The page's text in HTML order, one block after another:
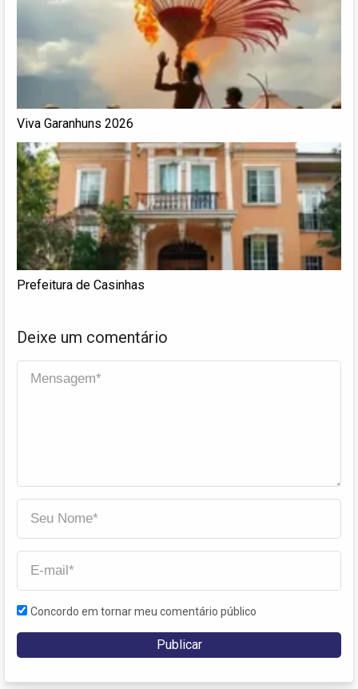
Viva Garanhuns 2026
Prefeitura de Casinhas
Deixe um comentário
Concordo em tornar meu comentário público